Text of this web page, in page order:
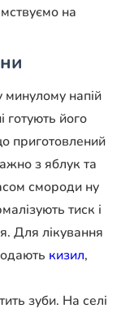
на
напій
його
приготовле­ний
з яблук та
смороди ну
тиск і
Для лікування
ки­зил,
зуби. На селі